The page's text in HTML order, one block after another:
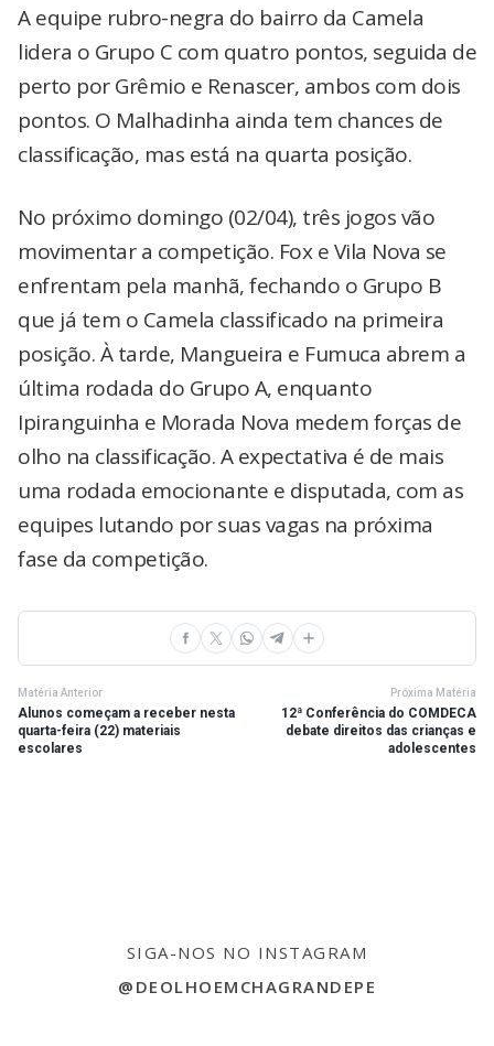
A equipe rubro-negra do bairro da Camela
lidera o Grupo C com quatro pontos, seguida de
perto por Grêmio e Renascer, ambos com dois
pontos. O Malhadinha ainda tem chances de
classificação, mas está na quarta posição.
No próximo domingo (02/04), três jogos vão
movimentar a competição. Fox e Vila Nova se
enfrentam pela manhã, fechando o Grupo B
que já tem o Camela classificado na primeira
posição. À tarde, Mangueira e Fumuca abrem a
última rodada do Grupo A, enquanto
Ipiranguinha e Morada Nova medem forças de
olho na classificação. A expectativa é de mais
uma rodada emocionante e disputada, com as
equipes lutando por suas vagas na próxima
fase da competição.
Matéria Anterior
Alunos começam a receber nesta
quarta-feira (22) materiais
escolares
Próxima Matéria
12ª Conferência do COMDECA
debate direitos das crianças e
adolescentes
SIGA-NOS NO INSTAGRAM
@DEOLHOEMCHAGRANDEPE